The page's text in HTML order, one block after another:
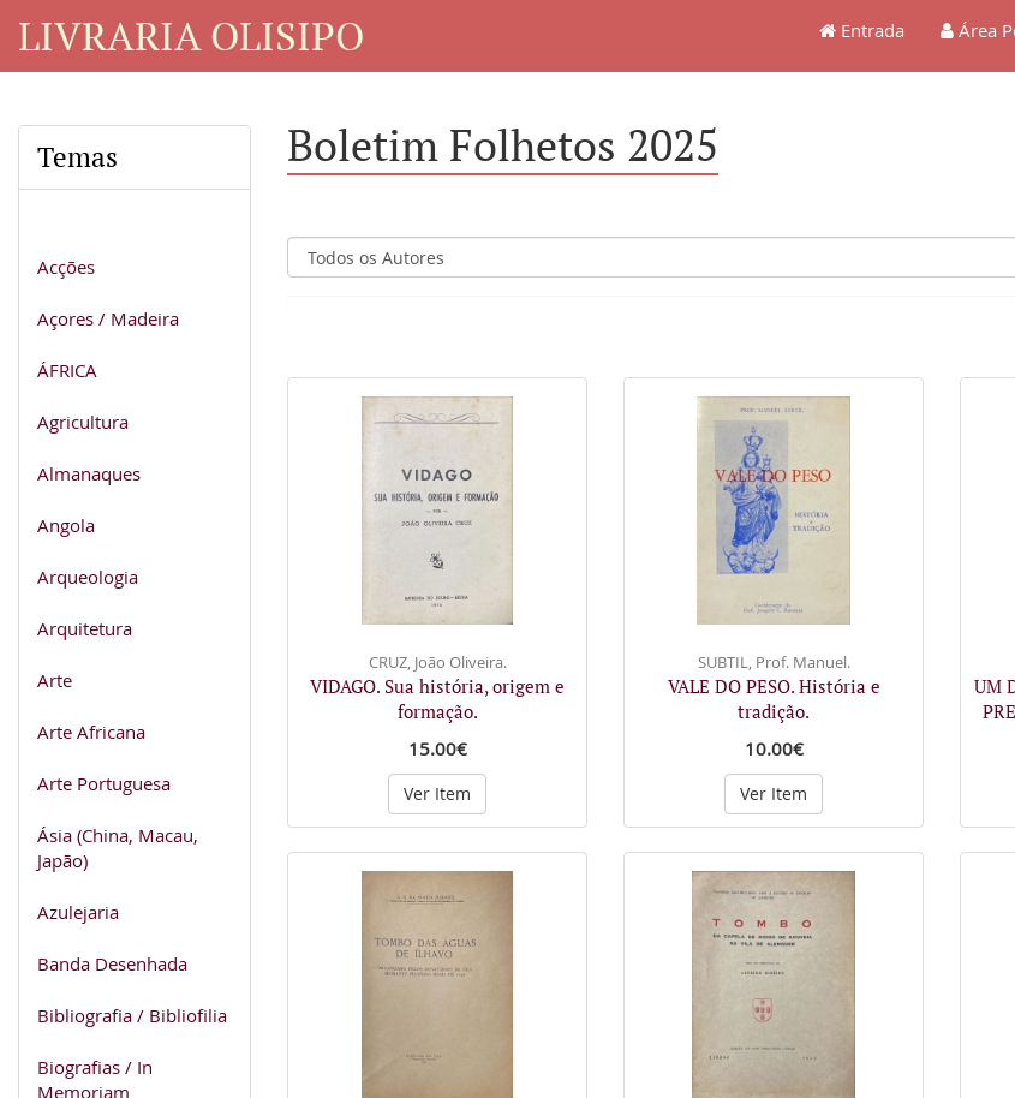
LIVRARIA OLISIPO Entrada Área
Temas
Acções
Açores / Madeira
ÁFRICA
Agricultura
Almanaques
Angola
Arqueologia
Arquitetura
Arte
Arte Africana
Arte Portuguesa
Ásia (China, Macau,
Japão)
Azulejaria
Banda Desenhada
Bibliografia / Bibliofilia
Biografias / In
Memoriam
Boletim Folhetos 2025
CRUZ, João Oliveira.
VIDAGO. Sua história, origem e
formação.
15.00€
Ver Item
SUBTIL, Prof. Manuel.
VALE DO PESO. História e
tradição.
10.00€
Ver Item
UM